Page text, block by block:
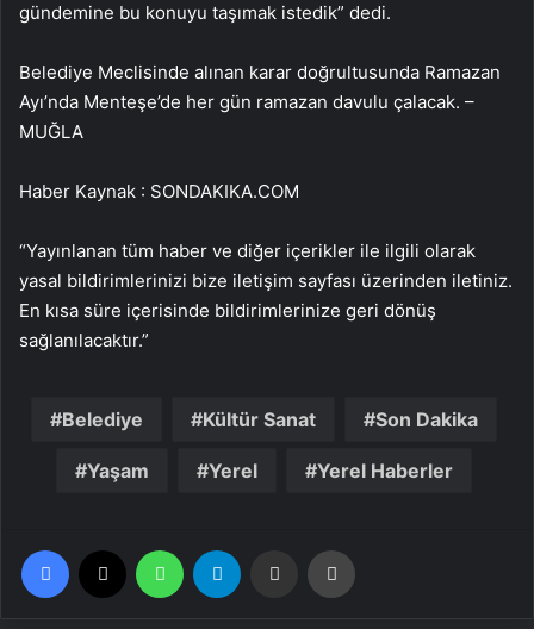
gündemine bu konuyu taşımak istedik” dedi.
Belediye Meclisinde alınan karar doğrultusunda Ramazan
Ayı’nda Menteşe’de her gün ramazan davulu çalacak. –
MUĞLA
Haber Kaynak : SONDAKIKA.COM
“Yayınlanan tüm haber ve diğer içerikler ile ilgili olarak
yasal bildirimlerinizi bize iletişim sayfası üzerinden iletiniz.
En kısa süre içerisinde bildirimlerinize geri dönüş
sağlanılacaktır.”
Belediye Kültür Sanat Son Dakika
Yaşam Yerel Yerel Haberler
Facebook WhatsApp Email'den paylaş